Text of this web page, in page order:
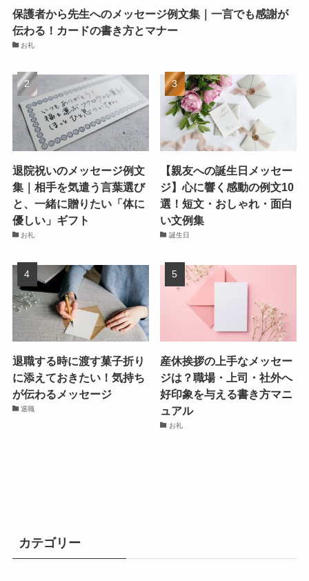
保護者から先生へのメッセージ例文集｜一言でも感謝が
伝わる！カードの書き方とマナー
お礼
退院祝いのメッセージ例文
集｜相手を気遣う言葉選び
と、一緒に贈りたい「体に
優しい」ギフト
お礼
【親友への誕生日メッセー
ジ】心に響く感動の例文10
選！短文・おしゃれ・面白
い文例集
誕生日
退職する時に渡す菓子折り
に添えておきたい！気持ち
が伝わるメッセージ
退職
産休挨拶の上手なメッセー
ジは？職場・上司・社外へ
好印象を与える書き方マニ
ュアル
お礼
カテゴリー